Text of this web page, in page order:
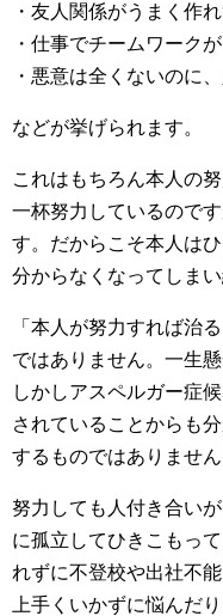
・友人関係がうまく作
・仕事でチームワーク
・悪意は全くないのに
などが挙げられます。
これはもちろん本人の
一杯努力しているので
す。だからこそ本人は
分からなくなってしま
「本人が努力すれば治
ではありません。一生
しかしアスペルガー症
されていることからも
するものではありません
努力しても人付き合い
に孤立してひきこもっ
れずに不登校や出社不
上手くいかずに悩んだ